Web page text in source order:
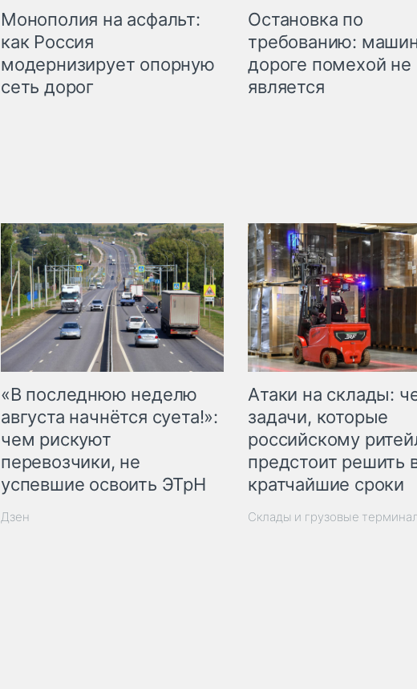
Монополия на асфальт:
как Россия
модернизирует опорную
сеть дорог
Остановка по
требованию:
дороге помехой не
является
«В последнюю неделю
августа начнётся суета!»:
чем рискуют
перевозчики, не
успевшие освоить ЭТрН
Дзен
Атаки на склады:
задачи, которые
российскому
предстоит решить
кратчайшие сроки
Склады и грузовые